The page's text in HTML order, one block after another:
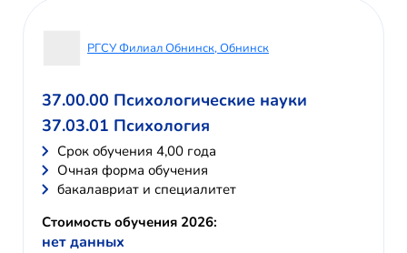
РГСУ Филиал Обнинск, Обнинск
37.00.00 Психологические науки
37.03.01 Психология
Cрок обучения 4,00 года
Очная форма обучения
бакалавриат и специалитет
Стоимость обучения 2026:
нет данных